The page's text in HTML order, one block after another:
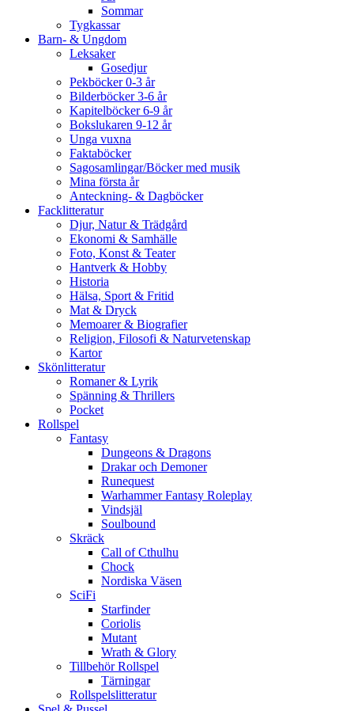
Sommar
Tygkassar
Barn- & Ungdom
Leksaker
Gosedjur
Pekböcker 0-3 år
Bilderböcker 3-6 år
Kapitelböcker 6-9 år
Bokslukaren 9-12 år
Unga vuxna
Faktaböcker
Sagosamlingar/Böcker med musik
Mina första år
Anteckning- & Dagböcker
Facklitteratur
Djur, Natur & Trädgård
Ekonomi & Samhälle
Foto, Konst & Teater
Hantverk & Hobby
Historia
Hälsa, Sport & Fritid
Mat & Dryck
Memoarer & Biografier
Religion, Filosofi & Naturvetenskap
Kartor
Skönlitteratur
Romaner & Lyrik
Spänning & Thrillers
Pocket
Rollspel
Fantasy
Dungeons & Dragons
Drakar och Demoner
Runequest
Warhammer Fantasy Roleplay
Vindsjäl
Soulbound
Skräck
Call of Cthulhu
Chock
Nordiska Väsen
SciFi
Starfinder
Coriolis
Mutant
Wrath & Glory
Tillbehör Rollspel
Tärningar
Rollspelslitteratur